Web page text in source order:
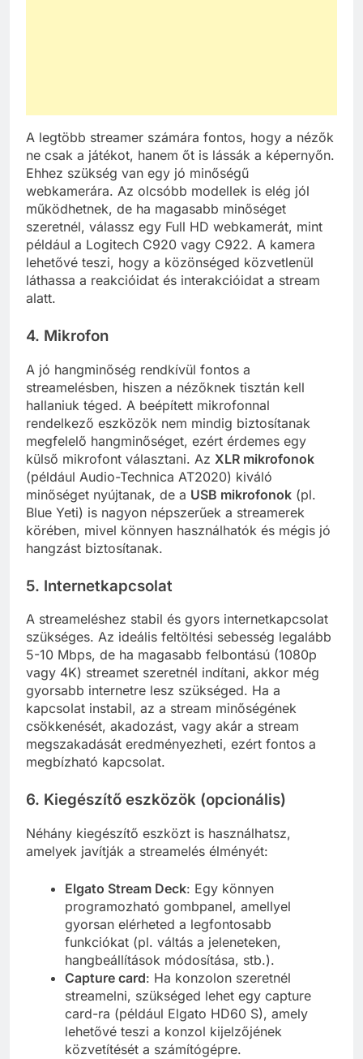
A legtöbb streamer számára fontos, hogy a nézők
ne csak a játékot, hanem őt is lássák a képernyőn.
Ehhez szükség van egy jó minőségű
webkamerára. Az olcsóbb modellek is elég jól
működhetnek, de ha magasabb minőséget
szeretnél, válassz egy Full HD webkamerát, mint
például a Logitech C920 vagy C922. A kamera
lehetővé teszi, hogy a közönséged közvetlenül
láthassa a reakcióidat és interakcióidat a stream
alatt.
4. Mikrofon
A jó hangminőség rendkívül fontos a
streamelésben, hiszen a nézőknek tisztán kell
hallaniuk téged. A beépített mikrofonnal
rendelkező eszközök nem mindig biztosítanak
megfelelő hangminőséget, ezért érdemes egy
külső mikrofont választani. Az XLR mikrofonok
(például Audio-Technica AT2020) kiváló
minőséget nyújtanak, de a USB mikrofonok (pl.
Blue Yeti) is nagyon népszerűek a streamerek
körében, mivel könnyen használhatók és mégis jó
hangzást biztosítanak.
5. Internetkapcsolat
A streameléshez stabil és gyors internetkapcsolat
szükséges. Az ideális feltöltési sebesség legalább
5-10 Mbps, de ha magasabb felbontású (1080p
vagy 4K) streamet szeretnél indítani, akkor még
gyorsabb internetre lesz szükséged. Ha a
kapcsolat instabil, az a stream minőségének
csökkenését, akadozást, vagy akár a stream
megszakadását eredményezheti, ezért fontos a
megbízható kapcsolat.
6. Kiegészítő eszközök (opcionális)
Néhány kiegészítő eszközt is használhatsz,
amelyek javítják a streamelés élményét:
Elgato Stream Deck: Egy könnyen
programozható gombpanel, amellyel
gyorsan elérheted a legfontosabb
funkciókat (pl. váltás a jeleneteken,
hangbeállítások módosítása, stb.).
Capture card: Ha konzolon szeretnél
streamelni, szükséged lehet egy capture
card-ra (például Elgato HD60 S), amely
lehetővé teszi a konzol kijelzőjének
közvetítését a számítógépre.